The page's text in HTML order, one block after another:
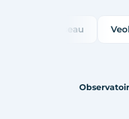
Veolia